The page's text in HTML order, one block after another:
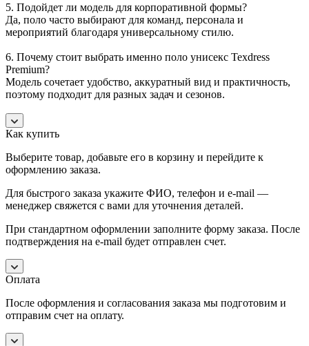
5. Подойдет ли модель для корпоративной формы?
Да, поло часто выбирают для команд, персонала и
мероприятий благодаря универсальному стилю.
6. Почему стоит выбрать именно поло унисекс Texdress
Premium?
Модель сочетает удобство, аккуратный вид и практичность,
поэтому подходит для разных задач и сезонов.
Как купить
Выберите товар, добавьте его в корзину и перейдите к
оформлению заказа.
Для быстрого заказа укажите ФИО, телефон и e-mail —
менеджер свяжется с вами для уточнения деталей.
При стандартном оформлении заполните форму заказа. После
подтверждения на e-mail будет отправлен счет.
Оплата
После оформления и согласования заказа мы подготовим и
отправим счет на оплату.